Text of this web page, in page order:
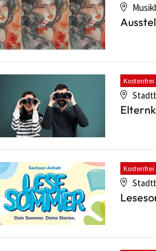
Kostenfrei
Kostenfrei